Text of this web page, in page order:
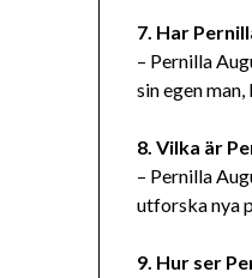
7. Har
– Pernilla
sin egen
8. Vilka är
– Pernilla
utforska nya
9. Hur ser